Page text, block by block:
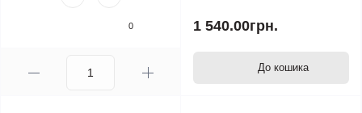
0 1 540.00грн.
До кошика